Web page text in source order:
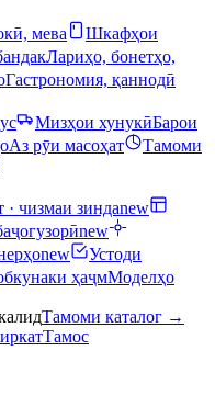
мева
Шкафҳои
Лариҳо, бонетҳо,
Гастрономия, қаннодӣ
Мизҳои хунукӣБарои
Аз рӯи масоҳат
Тамоми
· чизмаи зиндаnew
new
new
Устоди
ҳаҷмМоделҳо
Тамоми каталог →
Тамос